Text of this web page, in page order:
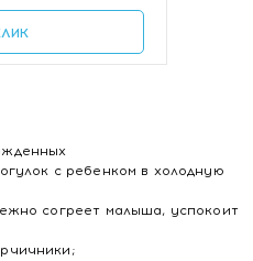
с ребенком в холодную
согреет малыша, успокоит